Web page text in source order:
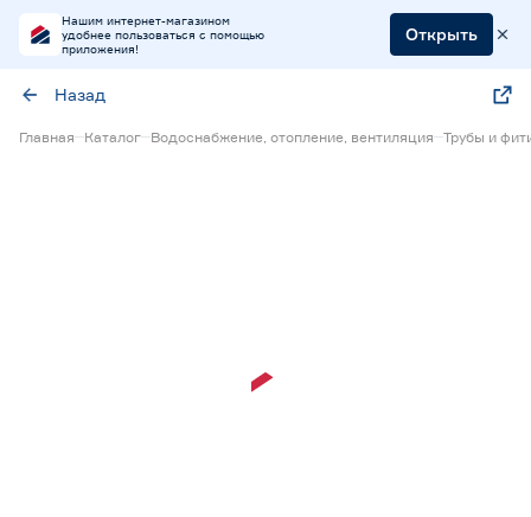
Нашим интернет-магазином
удобнее пользоваться с помощью
приложения!
Открыть
Назад
Главная Каталог Водоснабжение, отопление, вентиляция Трубы и